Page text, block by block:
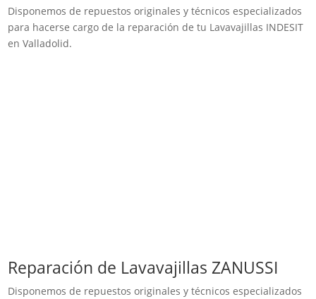
Disponemos de repuestos originales y técnicos especializados
para hacerse cargo de la reparación de tu Lavavajillas INDESIT
en Valladolid.
Reparación de Lavavajillas ZANUSSI
Disponemos de repuestos originales y técnicos especializados